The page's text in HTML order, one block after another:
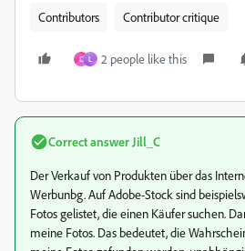
Contributors Contributor critique
D L 2 people like this
Correct answer Jill_C
Der Verkauf von Produkten über das
Werbunbg. Auf Adobe-Stock sind
Fotos gelistet, die einen Käufer suchen.
meine Fotos. Das bedeutet, die